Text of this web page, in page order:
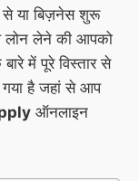
से या बिज़नेस शुरू
लोन लेने की आपको
में पूरे विस्तार से
गया है जहां से आप
ऑनलाइन